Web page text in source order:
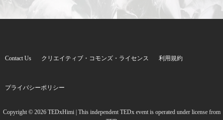
Contact Us クリエイティブ・コモンズ・ライセンス 利用規約
プライバシーポリシー
Copyright © 2026 TEDxHimi| This independent TEDx event is operated under license from